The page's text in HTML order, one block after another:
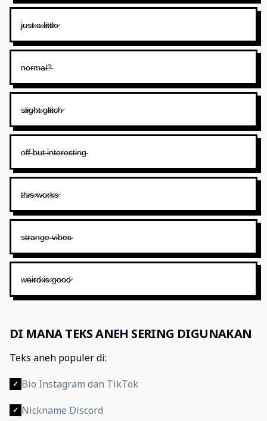
j̷u̷s̷t̷ ̷a̷ ̷l̷i̷t̷t̷l̷e̷
n̴o̴r̴m̴a̴l̴?̴
s̷l̷i̷g̷h̷t̷ ̷g̷l̷i̷t̷c̷h̷
o̴f̴f̴ ̴b̴u̴t̴ ̴i̴n̴t̴e̴r̴e̴s̴t̴i̴n̴g̴
t̷h̷i̷s̷ ̷w̷o̷r̷k̷s̷
s̴t̴r̴a̴n̴g̴e̴ ̴v̴i̴b̴e̴s̴
w̷e̷i̷r̷d̷ ̷i̷s̷ ̷g̷o̷o̷d̷
DI MANA TEKS ANEH SERING DIGUNAKAN
Teks aneh populer di:
✓ Bio Instagram dan TikTok
✓ Nickname Discord